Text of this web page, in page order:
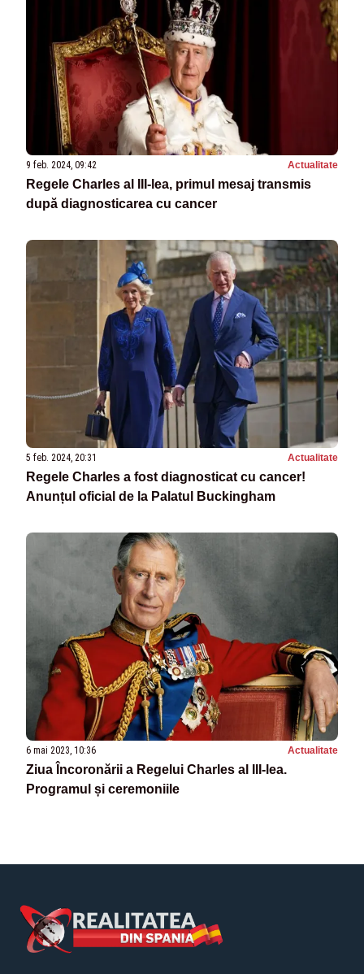
9 feb. 2024, 09:42 Actualitate
Regele Charles al III-lea, primul mesaj transmis
după diagnosticarea cu cancer
5 feb. 2024, 20:31 Actualitate
Regele Charles a fost diagnosticat cu cancer!
Anunțul oficial de la Palatul Buckingham
6 mai 2023, 10:36 Actualitate
Ziua Încoronării a Regelui Charles al III-lea.
Programul și ceremoniile